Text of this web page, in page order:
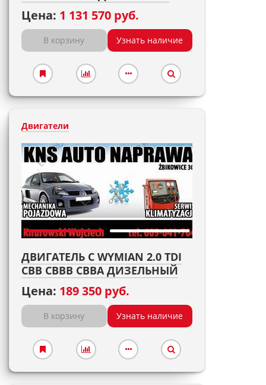
Цена: 1 131 570 руб.
В корзину Узнать наличие
Двигатели
ДВИГАТЕЛЬ С WYMIAN 2.0 TDI
CBB CBBB CBBA ДИЗЕЛЬНЫЙ
Цена: 189 350 руб.
В корзину Узнать наличие